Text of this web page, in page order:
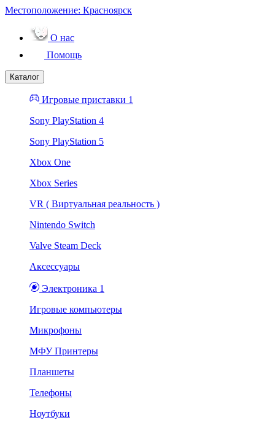
Местоположение: Красноярск
О нас
Помощь
Каталог
Игровые приставки 1
Sony PlayStation 4
Sony PlayStation 5
Xbox One
Xbox Series
VR ( Виртуальная реальность )
Nintendo Switch
Valve Steam Deck
Аксессуары
Электроника 1
Игровые компьютеры
Микрофоны
МФУ Принтеры
Планшеты
Телефоны
Ноутбуки